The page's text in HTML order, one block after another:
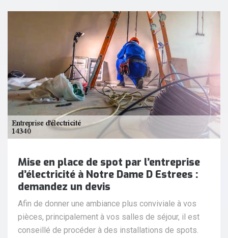
Mise en place de spot par l’entreprise
d’électricité à Notre Dame D Estrees :
demandez un devis
Afin de donner une ambiance plus conviviale à vos
pièces, principalement à vos salles de séjour, il est
conseillé de procéder à des installations de spots.